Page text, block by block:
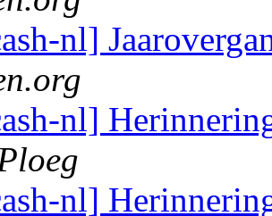
nl]
nl]
nl]